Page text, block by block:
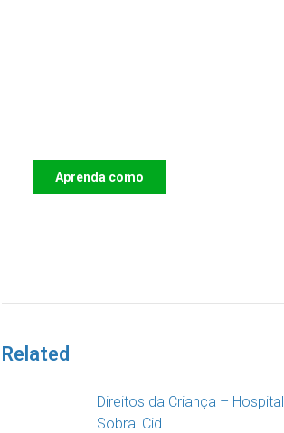
Aprenda como
Related
Direitos da Criança – Hospital
Sobral Cid